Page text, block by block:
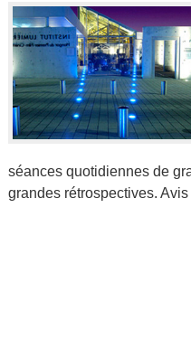
séances quotidiennes de
grandes rétrospectives.